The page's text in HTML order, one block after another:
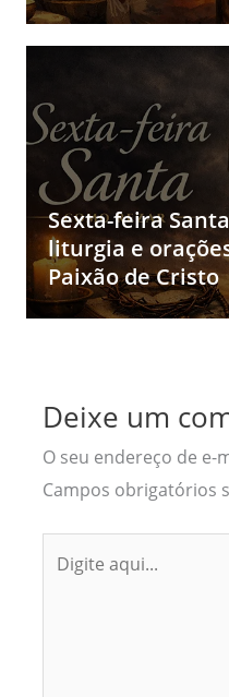
Sexta-feira
liturgia e
Paixão de Cristo
Deixe um
O seu endereço de e-
Campos obrigatórios
aqui...